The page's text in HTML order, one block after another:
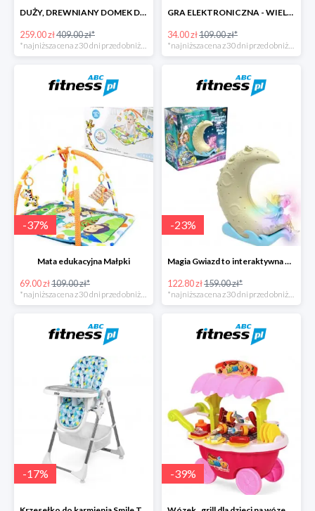
DUŻY, DREWNIANY DOMEK DLA LALEK Z AKCESORIAMI
259.00 zł409.00 zł*
GRA ELEKTRONICZNA - WIELKI SKOK
34.00 zł109.00 zł*
-37%
Mata edukacyjna Małpki
69.00 zł109.00 zł*
-23%
Magia Gwiazd to interaktywna gra od Epee
122.80 zł159.00 zł*
-17% -39%